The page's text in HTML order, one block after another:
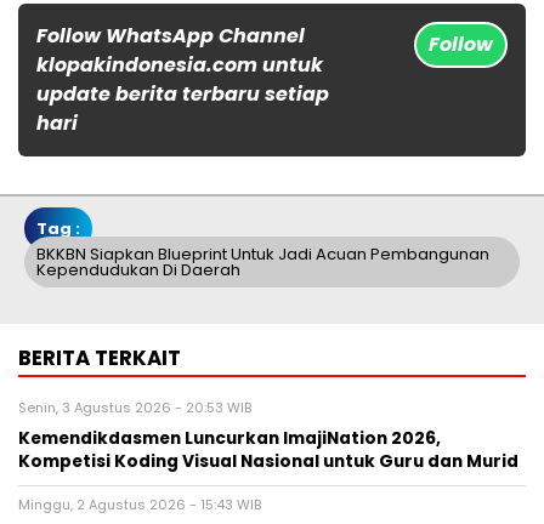
Follow WhatsApp Channel
klopakindonesia.com untuk
update berita terbaru setiap
hari
Follow
Tag :
BKKBN Siapkan Blueprint Untuk Jadi Acuan Pembangunan
Kependudukan Di Daerah
BERITA TERKAIT
Senin, 3 Agustus 2026 - 20:53 WIB
Kemendikdasmen Luncurkan ImajiNation 2026,
Kompetisi Koding Visual Nasional untuk Guru dan Murid
Minggu, 2 Agustus 2026 - 15:43 WIB